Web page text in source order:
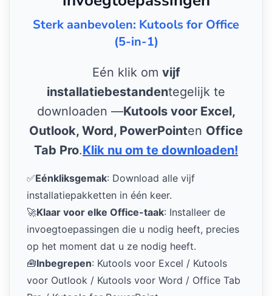
Sterk aanbevolen: Kutools for Office
(5-in-1)
Eén klik om vijf
installatiebestandentegelijk te
downloaden —Kutools voor Excel,
Outlook, Word, PowerPointen Office
Tab Pro.Klik nu om te downloaden!
✅Eénkliksgemak: Download alle vijf
installatiepakketten in één keer.
🚀Klaar voor elke Office-taak: Installeer de
invoegtoepassingen die u nodig heeft, precies
op het moment dat u ze nodig heeft.
🧰Inbegrepen: Kutools voor Excel / Kutools
voor Outlook / Kutools voor Word / Office Tab